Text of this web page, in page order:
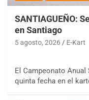
SANTIAGUEÑO:
en Santiago
5 agosto, 2026 E-Kart
El Campeonato
quinta fecha en el